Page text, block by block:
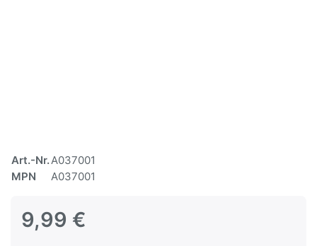
Art.-Nr.A037001
MPN
A037001
9,99 €